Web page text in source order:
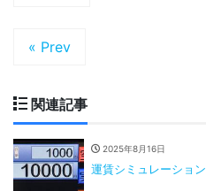
« Prev
関連記事
2025年8月16日
運賃シミュレーション